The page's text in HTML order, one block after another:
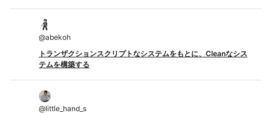
@abekoh
トランザクションスクリプトなシステムをもとに、Cleanなシス
テムを構築する
@little_hand_s